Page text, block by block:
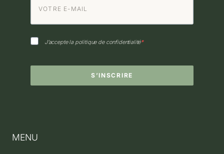
J’accepte la politique de confidentialité
S’INSCRIRE
MENU